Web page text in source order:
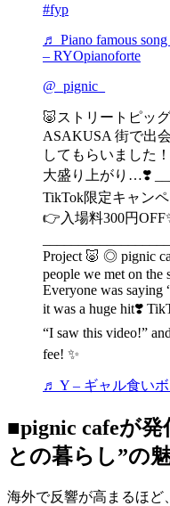
#fyp
♬ Piano famous song
– RYOpianoforte
@_pignic_
🐷ストリートピッ
ASAKUSA 街で出
してもらいました
大盛り上がり…❣️
TikTok限定キャン
👉入場料300円
Project 🐷 ◎ pignic
people we met on the
Everyone was saying
it was a huge hit❣️
“I saw this video!”
fee! ✨
♬ Y – ギャル食いボ
■pignic cafeが
との暮らし”の
海外で反響が高まるほど